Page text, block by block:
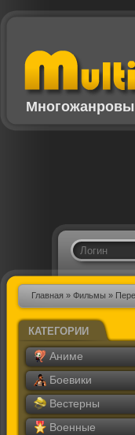
Главная » Фильмы »
КАТЕГОРИИ
Аниме
Боевики
Вестерны
Военные